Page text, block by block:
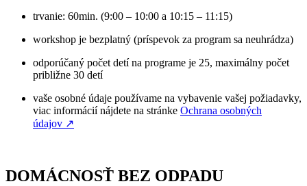
trvanie: 60min. (9:00 – 10:00 a 10:15 – 11:15)
workshop je bezplatný (príspevok za program sa neuhrádza)
odporúčaný počet detí na programe je 25, maximálny počet
približne 30 detí
vaše osobné údaje používame na vybavenie vašej požiadavky,
viac informácií nájdete na stránke Ochrana osobných
údajov ↗︎
DOMÁCNOSŤ BEZ ODPADU